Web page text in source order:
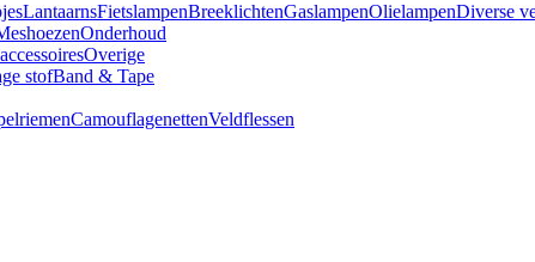
LantaarnsFietslampenBreeklichtenGaslampenOlielampenDiverse
Onderhoud
Overige
stofBand & Tape
CamouflagenettenVeldflessen